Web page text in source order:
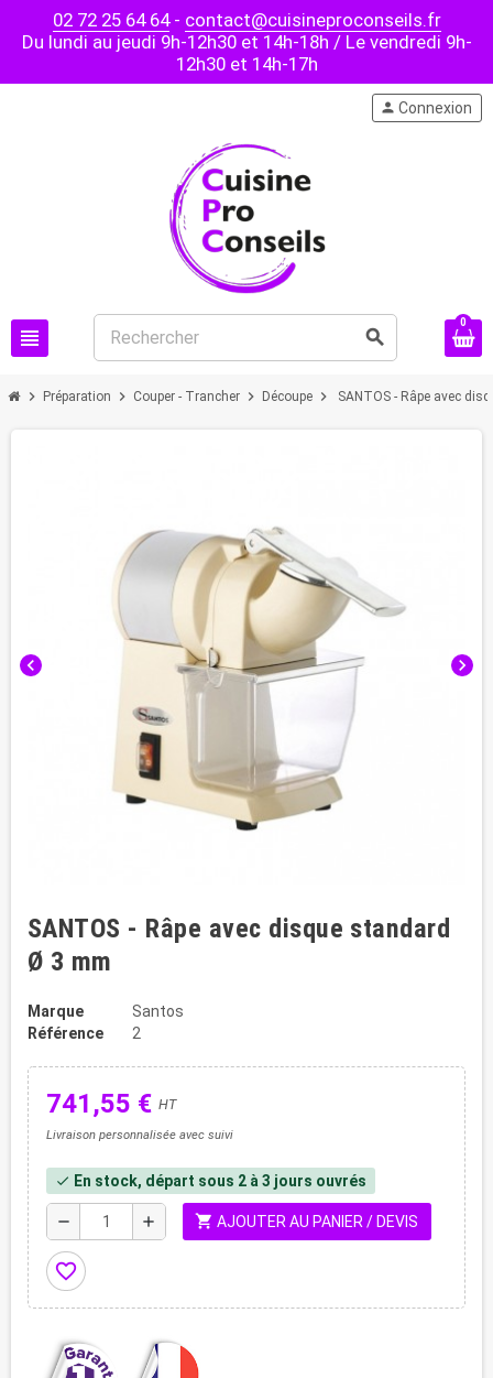
02 72 25 64 64- contact@cuisineproconseils.fr
Du lundi au jeudi 9h-12h30 et 14h-18h / Le vendredi 9h-
12h30 et 14h-17h
view_headline search
person Connexion
0
chevron_right Préparation chevron_right Couper - Trancher chevron_right Découpe chevron_right SANTOS - Râpe avec
chevron_left chevron_right
SANTOS - Râpe avec disque standard
Ø 3 mm
Marque
Santos
Référence
2
741,55 € HT
Livraison personnalisée avec suivi
check En stock, départ sous 2 à 3 jours ouvrés
remove add shopping_cart AJOUTER AU PANIER / DEVIS
favorite_border